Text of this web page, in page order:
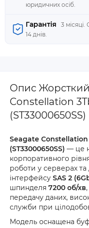
юридичних осіб.
Гарантія
3
14 днів.
Опис
Constellation
(ST33000650SS)
Seagate Constellation
(ST33000650SS) — це
корпоративного
роботи у серверах та
інтерфейсу SAS 2
шпинделя 7200 об/хв
передачу даних,
служби при
Модель оснащена